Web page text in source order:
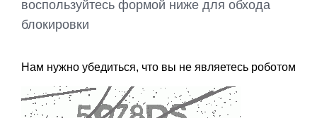
воспользуйтесь формой ниже для обхода
блокировки
Нам нужно убедиться, что вы не являетесь роботом